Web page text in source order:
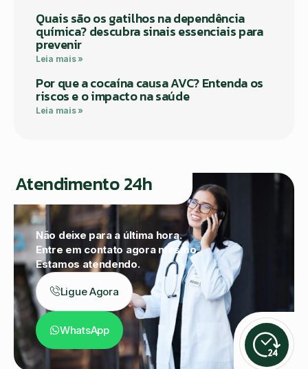
Quais são os gatilhos na dependência
química? descubra sinais essenciais para
prevenir
Leia mais »
Por que a cocaína causa AVC? Entenda os
riscos e o impacto na saúde
Leia mais »
Atendimento 24h
Não deixe para a última hora.
Entre em contato agora mesmo.
Estamos atendendo.
Ligue Agora
WhatsApp